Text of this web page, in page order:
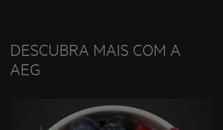
DESCUBRA MAIS COM A
AEG